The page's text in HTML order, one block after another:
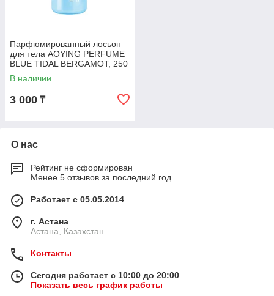
Парфюмированный лосьон
для тела AOYING PERFUME
BLUE TIDAL BERGAMOT, 250
мл
В наличии
3 000 ₸
О нас
Рейтинг не сформирован
Менее 5 отзывов за последний год
Работает с 05.05.2014
г. Астана
Астана, Казахстан
Контакты
Сегодня работает с 10:00 до 20:00
Показать весь график работы